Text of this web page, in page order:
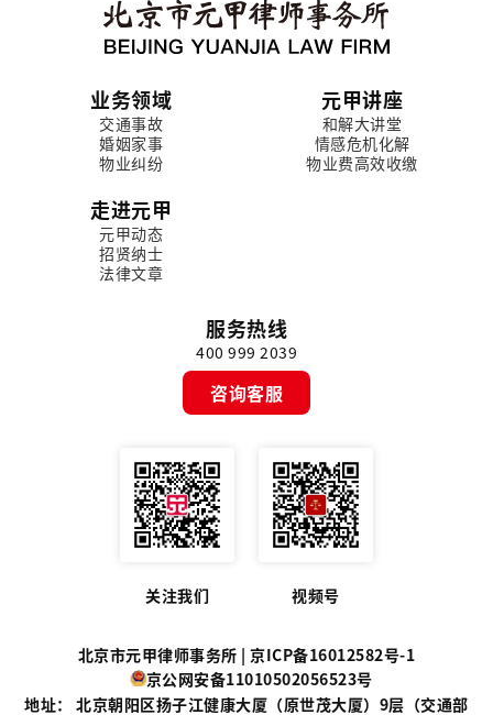
业务领域
交通事故
婚姻家事
物业纠纷
元甲讲座
和解大讲堂
情感危机化解
物业费高效收缴
走进元甲
元甲动态
招贤纳士
法律文章
服务热线
400 999 2039
咨询客服
关注我们 视频号
北京市元甲律师事务所 |京ICP备16012582号-1
京公网安备11010502056523号
地址： 北京朝阳区扬子江健康大厦（原世茂大厦）9层（交通部